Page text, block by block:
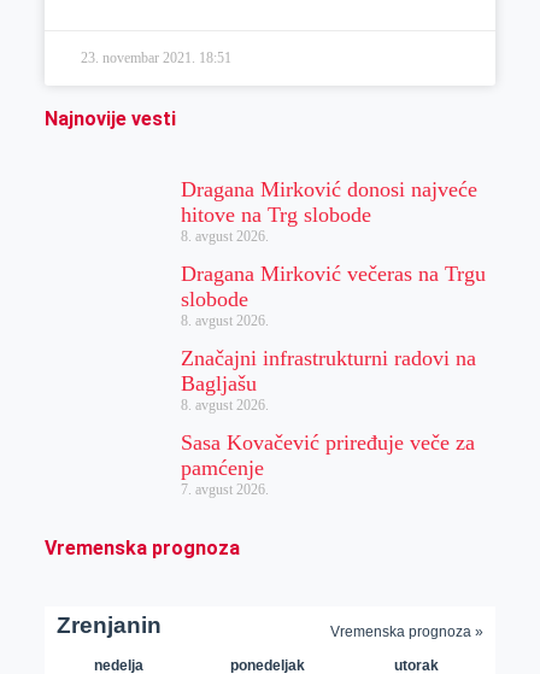
23. novembar 2021. 18:51
Najnovije vesti
Dragana Mirković donosi najveće
hitove na Trg slobode
8. avgust 2026.
Dragana Mirković večeras na Trgu
slobode
8. avgust 2026.
Značajni infrastrukturni radovi na
Bagljašu
8. avgust 2026.
Sasa Kovačević priređuje veče za
pamćenje
7. avgust 2026.
Vremenska prognoza